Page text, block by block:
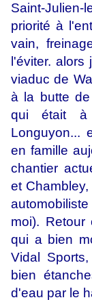
Saint-Julien-
priorité à
vain,
l'éviter.
viaduc de
à la butte
qui était à
Longuyon...
en famille
chantier
et
moi). Retour
qui a bien
Vidal
bien
d'eau par le